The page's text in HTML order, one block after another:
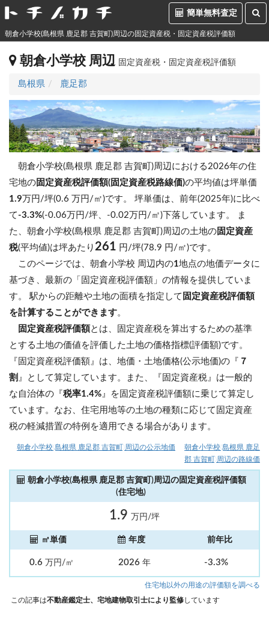
簡単無料査定
朝倉小学校(島根県 鹿足郡 吉賀町)周辺の固定資産税・固定資産税評価額
朝倉小学校 周辺 固定資産税・固定資産税評価額
島根県 鹿足郡
朝倉小学校(島根県 鹿足郡 吉賀町)周辺における2026年の住
宅地の 固定資産税評価額(固定資産税路線価)の平均値は坪単価
1.9万円/坪(0.6 万円/㎡)です。 坪単価は、前年(2025年)に比べ
て-3.3%(-0.06万円/坪、-0.02万円/㎡)下落しています。
ま
た、朝倉小学校(島根県 鹿足郡 吉賀町)周辺の土地の 固定資産
税(平均値)は坪あたり 261 円/坪(78.9 円/㎡)です。
このページでは、朝倉小学校 周辺内の1地点の地価データに
基づき、最新の「固定資産税評価額」の情報を提供していま
す。 駅からの距離や土地の面積を指定して 固定資産税評価額
を計算することができます。
固定資産税評価額とは、固定資産税を算出するための基準
とする土地の価値を評価した土地の価格指標(評価額)です。
『固定資産税評価額』は、地価・土地価格(公示地価)の『 ７
割 』として算定しています。また、『固定資産税』は一般的
な自治体の『税率1.4% 』を固定資産税評価額に乗じて算定し
ています。なお、住宅用地等の土地の種類に応じて固定資産
税の軽減措置の特例を適用できる場合があります。
朝倉小学校(島根県 鹿足郡 吉賀町)周辺の公示地価
朝倉小学校(島根県 鹿足
郡 吉賀町)周辺の路線価
朝倉小学校(島根県 鹿足郡 吉賀町)周辺の固定資産税評価額
(住宅地)
1.9 万円/坪
㎡単価 年度 前年比
0.6 万円/㎡ 2026 年 -3.3%
住宅地以外の用途の評価額を調べる
この記事は不動産鑑定士、宅地建物取引士により監修しています